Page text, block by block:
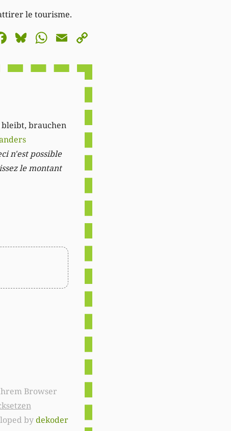
le tourisme.
Facebook
Bluesky
WhatsApp
Email
bleibt, brauchen
n'est possible
le montant
bydekoder